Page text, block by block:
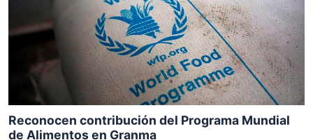
Reconocen contribución del Programa Mundial
de Alimentos en Granma